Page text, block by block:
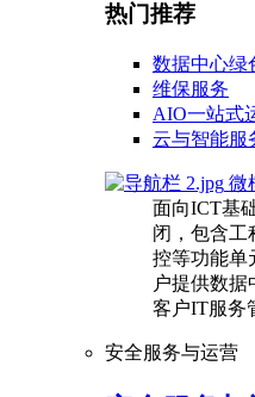
热门推荐
数据中心绿
维保服务
AIO一站式
云与智能服
微
面向ICT基
闭，包含工
控等功能单
户提供数
客户IT服务
安全服务与运营